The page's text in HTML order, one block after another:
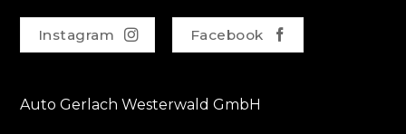
Instagram Facebook
Auto Gerlach Westerwald GmbH